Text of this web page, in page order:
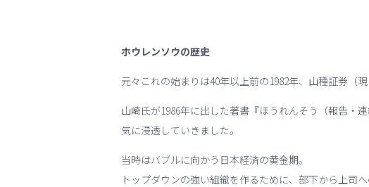
ホウレンソウの歴史
元々これの始まりは40年以上前の1982年、山種証券（
山崎氏が1986年に出した著書『ほうれんそう（報告・
気に浸透していきました。
当時はバブルに向かう日本経済の黄金期。
トップダウンの強い組織を作るために、部下から上司